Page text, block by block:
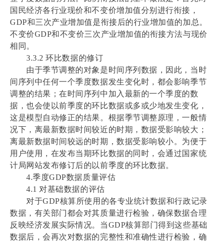
国民经济各行业现价和不变价增加值分别进行衔接，
GDP和三次产业增加值是衔接后的行业增加值的加总。
不变价GDP和不变价三次产业增加值的衔接方法与现价
相同。
3.3.2 环比数据的修订
由于季节调整的对象是时间序列数据，因此，当时
间序列中任何一个季度数据发生变化时，都会影响季节
调整的结果；在时间序列中加入最新的一个季度的数
据，也会使以前季度的环比数据或多或少地发生变化，
这是模型自动修正的结果。根据季节调整原理，一般情
况下，离最新数据时间较近的时期，数据受影响较大；
离最新数据时间较远的时期，数据受影响较小。为便于
用户使用，在发布当期环比数据的同时，会通过国家统
计局网站发布修订后的以前季度的环比数据。
4.季度GDP数据质量评估
4.1 对基础数据的评估
对于GDP核算所使用的各专业统计数据和行政记录
数据，有关部门都会对其质量进行检验，确保数据合理
反映经济发展实际情况。当GDP核算部门得到这些基础
数据后，会再次对数据的完整性和准确性进行检验，确